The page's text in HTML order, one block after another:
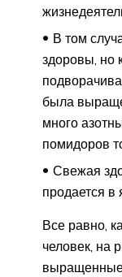
В том
здоровы, но
была
много
помидоров
Свежая
продается в
Все равно,
человек, на